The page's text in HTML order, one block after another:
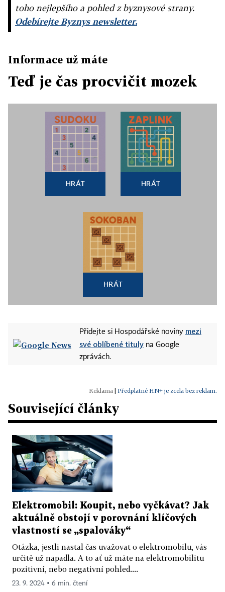
toho nejlepšího a pohled z byznysové strany.
Odebírejte Byznys newsletter.
Informace už máte
Teď je čas procvičit mozek
HRÁT HRÁT
HRÁT
Přidejte si Hospodářské noviny mezi
své oblíbené tituly na Google
zprávách.
Předplatné HN+ je zcela bez reklam.
Související články
Elektromobil: Koupit, nebo vyčkávat? Jak
aktuálně obstojí v porovnání klíčových
vlastností se „spalováky“
Otázka, jestli nastal čas uvažovat o elektromobilu, vás
určitě už napadla. A to ať už máte na elektromobilitu
pozitivní, nebo negativní pohled....
23. 9. 2024 ▪ 6 min. čtení